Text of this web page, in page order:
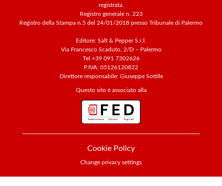
registrata.
Registro generale n. 223
Registro della Stampa n.5 del 24/01/2018 presso Tribunale di Palermo
Editore: Salt & Pepper S.r.l.
Via Francesco Scaduto, 2/D – Palermo
Tel +39 091 7302626
P.IVA: 05126120822
Direttore responsabile: Giuseppe Sottile
Questo sito è associato alla
Cookie Policy
Change privacy settings